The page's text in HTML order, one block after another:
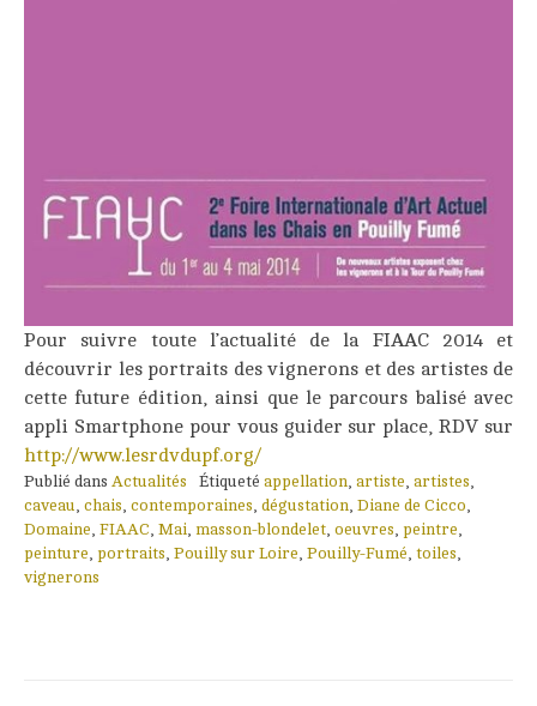
Pour suivre toute l’actualité de la FIAAC 2014 et
découvrir les portraits des vignerons et des artistes de
cette future édition, ainsi que le parcours balisé avec
appli Smartphone pour vous guider sur place, RDV sur
http://www.lesrdvdupf.org/
Publié dans Actualités Étiqueté appellation, artiste, artistes,
caveau, chais, contemporaines, dégustation, Diane de Cicco,
Domaine, FIAAC, Mai, masson-blondelet, oeuvres, peintre,
peinture, portraits, Pouilly sur Loire, Pouilly-Fumé, toiles,
vignerons